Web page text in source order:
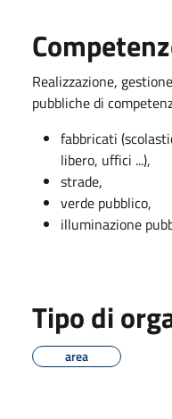
Realizzazione,
pubbliche di
fabbricati
libero, uffici ...),
strade,
verde pubblico,
illuminazione
Tipo di
area